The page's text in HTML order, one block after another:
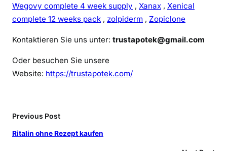
Wegovy complete 4 week supply , Xanax , Xenical
complete 12 weeks pack , zolpiderm , Zopiclone
Kontaktieren Sie uns unter: trustapotek@gmail.com
Oder besuchen Sie unsere
Website: https://trustapotek.com/
Previous Post
Ritalin ohne Rezept kaufen